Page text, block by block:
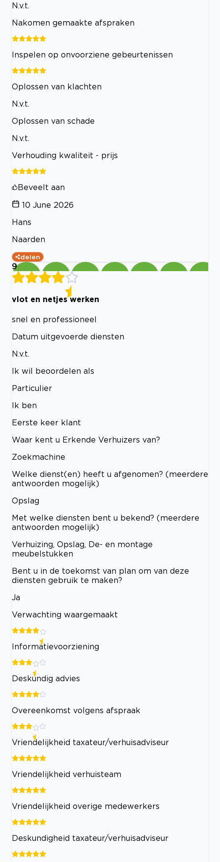
N.v.t.
Nakomen gemaakte afspraken
Inspelen op onvoorziene gebeurtenissen
Oplossen van klachten
N.v.t.
Oplossen van schade
N.v.t.
Verhouding kwaliteit - prijs
Beveelt aan
10 June 2026
Hans
Naarden
delen
9
vlot en netjes werken
snel en professioneel
Datum uitgevoerde diensten
N.v.t.
Ik wil beoordelen als
Particulier
Ik ben
Eerste keer klant
Waar kent u Erkende Verhuizers van?
Zoekmachine
Welke dienst(en) heeft u afgenomen? (meerdere
antwoorden mogelijk)
Opslag
Met welke diensten bent u bekend? (meerdere
antwoorden mogelijk)
Verhuizing, Opslag, De- en montage
meubelstukken
Bent u in de toekomst van plan om van deze
diensten gebruik te maken?
Ja
Verwachting waargemaakt
Informatievoorziening
Deskundig advies
Overeenkomst volgens afspraak
Vriendelijkheid taxateur/verhuisadviseur
Vriendelijkheid verhuisteam
Vriendelijkheid overige medewerkers
Deskundigheid taxateur/verhuisadviseur